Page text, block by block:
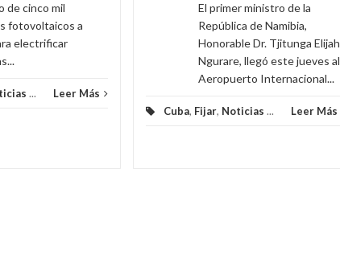
de cinco mil
fotovoltaicos a
electrificar
... Leer Más
El primer ministro de la
República de Namibia,
Honorable Dr. Tjitunga Elijah
Ngurare, llegó este jueves al
Aeropuerto Internacional...
Cuba, Fijar, Noticias ... Leer Más